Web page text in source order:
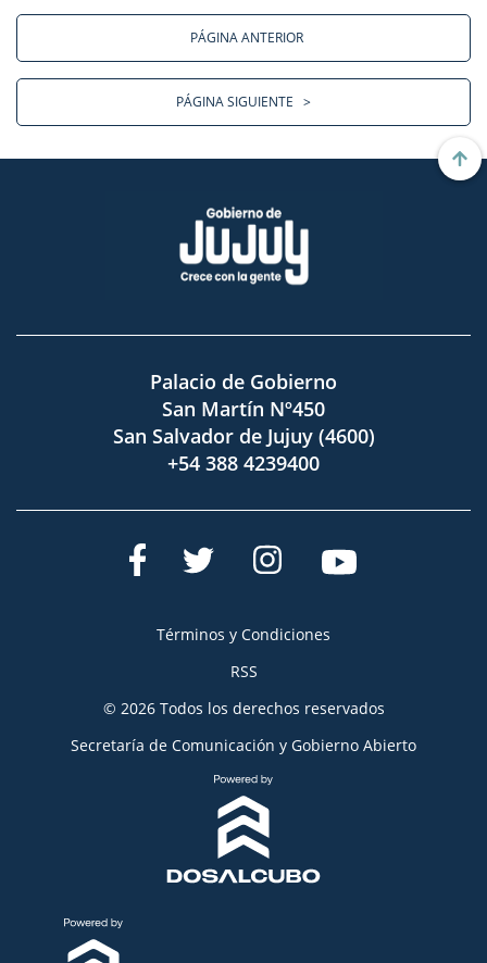
PÁGINA ANTERIOR
PÁGINA SIGUIENTE >
Palacio de Gobierno
San Martín Nº450
San Salvador de Jujuy (4600)
+54 388 4239400
Términos y Condiciones
RSS
© 2026 Todos los derechos reservados
Secretaría de Comunicación y Gobierno Abierto